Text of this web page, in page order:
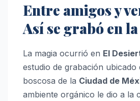
Entre amigos y
Así se grabó en
La magia ocurrió en El
estudio de grabación ubicado
boscosa de la Ciudad de
ambiente orgánico le dio a la